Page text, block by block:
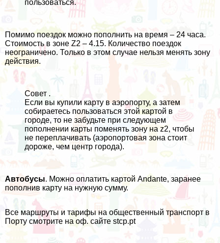
пользоваться.
Помимо поездок можно пополнить на время – 24 часа.
Стоимость в зоне Z2 – 4.15. Количество поездок
неограничено. Только в этом случае нельзя менять зону
действия.
Совет .
Если вы купили карту в аэропорту, а затем
собираетесь пользоваться этой картой в
городе, то не забудьте при следующем
пополнении карты поменять зону на z2, чтобы
не переплачивать (аэропортовая зона стоит
дороже, чем центр города).
Автобусы. Можно оплатить картой Andante, заранее
пополнив карту на нужную сумму.
Все маршруты и тарифы на общественный транспорт в
Порту смотрите на oф. сайте stcp.pt